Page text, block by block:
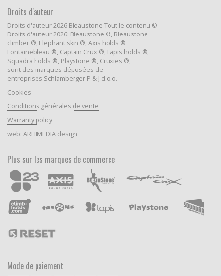
Droits d'auteur
Droits d'auteur 2026 Bleaustone Tout le contenu ©
Droits d'auteur 2026: Bleaustone ®, Bleaustone
climber ®, Elephant skin ®, Axis holds ®
Fontainebleau ®, Captain Crux ®, Lapis holds ®,
Squadra holds ®, Playstone ®, Cruxies ®,
sont des marques déposées de
entreprises Schlamberger P & J d.o.o.
Cookies
Conditions générales de vente
Warranty policy
web: ARHIMEDIA design
Plus sur les marques de commerce
Mode de paiement